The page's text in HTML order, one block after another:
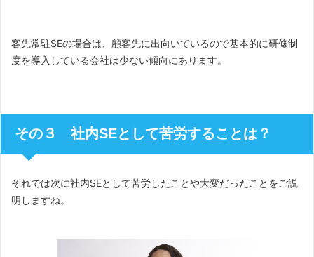
客先常駐SEの場合は、顧客先に出向いているので基本的に研修制
度を導入している会社は少ない傾向にあります。
その３ 社内SEとして苦労することは？
それでは次に社内SEとして苦労したことや大変だったことをご説
明しますね。